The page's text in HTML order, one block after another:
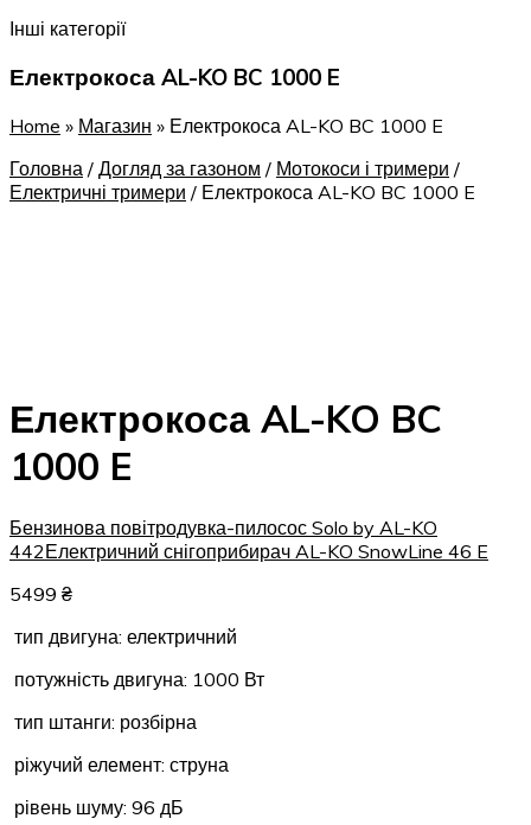
Інші категорії
Електрокоса AL-KO BC 1000 E
Home » Магазин » Електрокоса AL-KO BC 1000 E
Головна / Догляд за газоном / Мотокоси і тримери /
Електричні тримери / Електрокоса AL-KO BC 1000 E
Електрокоса AL-KO BC
1000 E
Бензинова повітродувка-пилосос Solo by AL-KO
442Електричний снігоприбирач AL-KO SnowLine 46 E
5499 ₴
тип двигуна: електричний
потужність двигуна: 1000 Вт
тип штанги: розбірна
ріжучий елемент: струна
рівень шуму: 96 дБ